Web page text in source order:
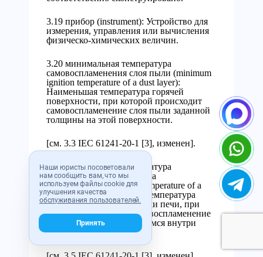
Наши юристы посоветовали
нам сообщить вам, что мы
используем файлы cookie для
улучшения качества
обслуживания пользователей.
Принять
3.19 прибор (instrument): Устройство для
измерения, управления или вычисления
физическо-химических величин.
3.20 минимальная температура
самовоспламенения слоя пыли (minimum
ignition temperature of a dust layer):
Наименьшая температура горячей
поверхности, при которой происходит
самовоспламенение слоя пыли заданной
толщины на этой поверхности.
[см. 3.3 IEC 61241-20-1 [3], изменен].
3.21 минимальная температура
самовоспламенения облака
пыли (minimum ignition temperature of a
dust cloud): Наименьшая температура
горячей внутренней стенки печи, при
которой происходит самовоспламенение
облака пыли в содержащемся внутри
воздухе.